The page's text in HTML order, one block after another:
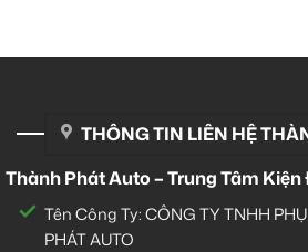
THÔNG TIN LIÊN HỆ
Thành Phát Auto – Trung Tâm Kiện
Tên Công Ty: CÔNG TY TNHH
PHÁT AUTO